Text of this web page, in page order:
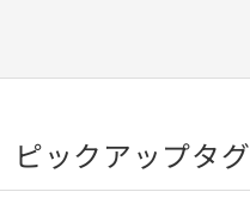
ピックアップタグ